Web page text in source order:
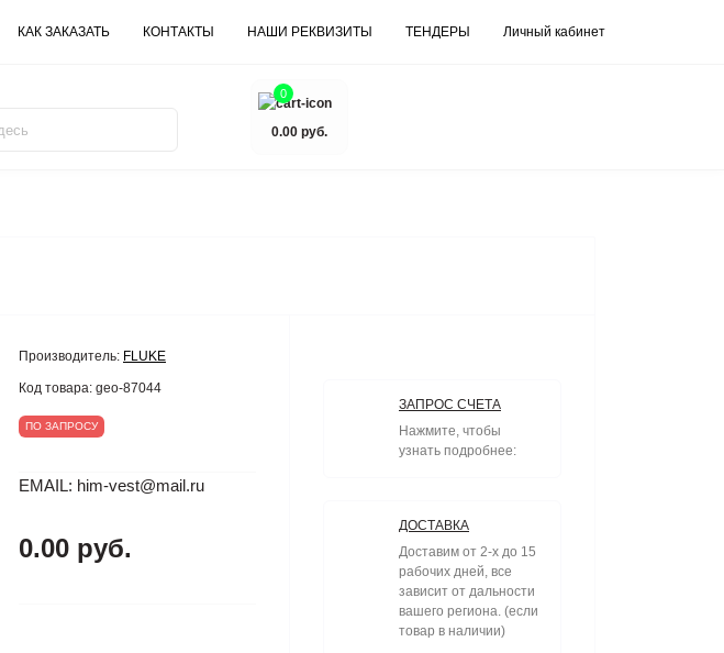
КАК ЗАКАЗАТЬ КОНТАКТЫ НАШИ РЕКВИЗИТЫ ТЕНДЕРЫ Личный кабинет
0
0.00 руб.
Производитель: FLUKE
Код товара: geo-87044
ПО ЗАПРОСУ
EMAIL: him-vest@mail.ru
0.00 руб.
ЗАПРОС СЧЕТА
Нажмите, чтобы
узнать подробнее:
ДОСТАВКА
Доставим от 2-х до 15
рабочих дней, все
зависит от дальности
вашего региона. (если
товар в наличии)